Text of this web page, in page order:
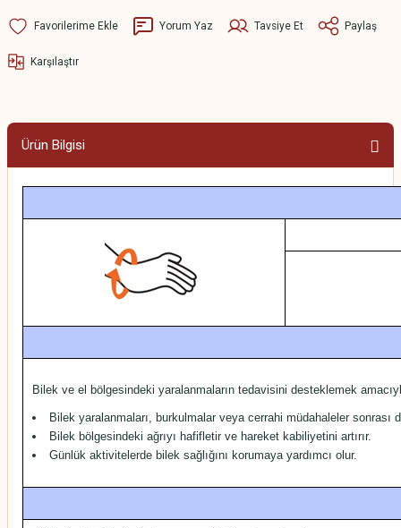
Yorum Yaz Tavsiye Et Paylaş
Karşılaştır
Ürün Bilgisi
Bilek ve el bölgesindeki yaralanmaların tedavisini desteklemek
Bilek yaralanmaları, burkulmalar veya cerrahi müdahaleler sonrası
Bilek bölgesindeki ağrıyı hafifletir ve hareket kabiliyetini artırır.
Günlük aktivitelerde bilek sağlığını korumaya yardımcı olur.